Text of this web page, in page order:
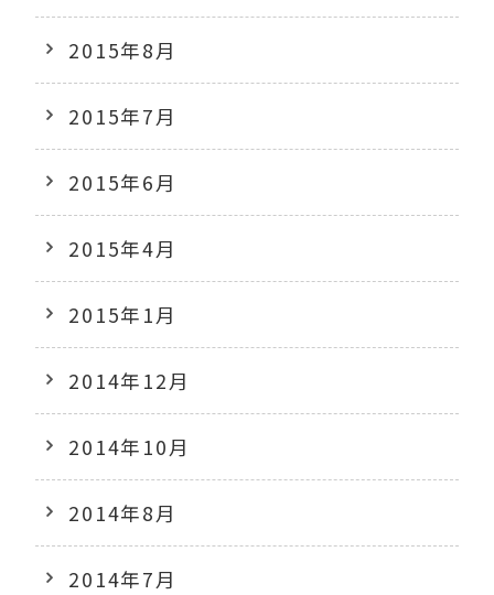
2015年8月
2015年7月
2015年6月
2015年4月
2015年1月
2014年12月
2014年10月
2014年8月
2014年7月